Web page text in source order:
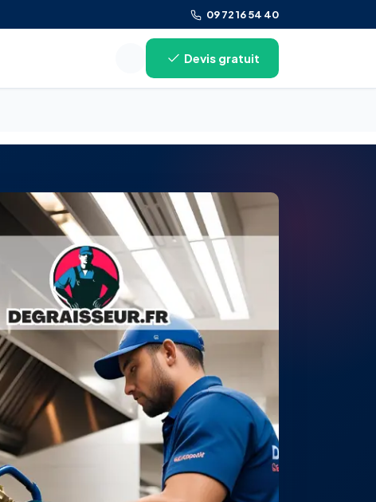
09 72 16 54 40
Rechercher sur le site
Devis gratuit